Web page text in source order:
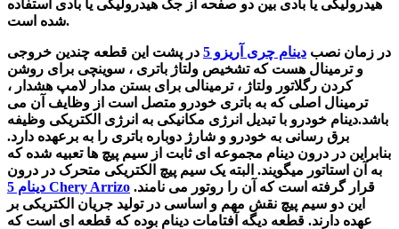
هیدرولیکی یا بادی بین دو صفحه از جک هیدرولیکی یا بادی استفاده
شده است.
در زمان نصب دینام چری آریزو 5 در پشت این قطعه چندین خروجی
و ترمینال هست که تشخیص ولتاژ باتری ، سوینچی برای روشن
کردن رگلاتور ولتاژ ، ترمینالی برای بستن مدار لامپ هشدار ،
ترمینال اصلی که به باتری خودرو متصل است از وظایف آن می
باشد.دینام خودرو با تبدیل انرژی مکانیکی به انرژی الکتریکی وظیفه
برق رسانی به خودرو و شارژ دوباره باتری را به برعهده دارد.
بنابراین در درون دینام مجموعه ای ثابت از سیم پیچ ها تعبیه شده که
به آن استاتور میگویند. البته یک سیم پیچ الکتریکی متحرک در درون
دینام 5 Chery Arrizo
این دو سیم پیچ نقش مهم و اساسی در تولید جریان الکتریکی بر
عهده دارند. قطعه دیگه آفتامات دینام بوده که قطعه ای است که